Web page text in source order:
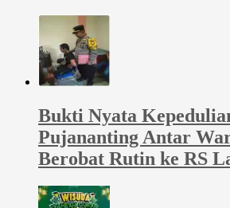
Bukti Nyata
Pujananting Antar
Berobat Rutin ke RS